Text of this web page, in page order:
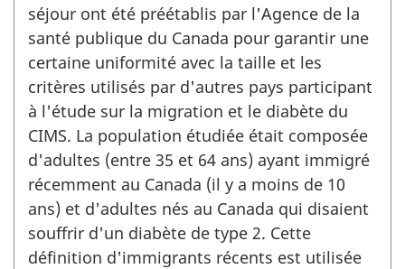
séjour ont été préétablis par l'Agence de la
santé publique du Canada pour garantir une
certaine uniformité avec la taille et les
critères utilisés par d'autres pays participant
à l'étude sur la migration et le diabète du
CIMS. La population étudiée était composée
d'adultes (entre 35 et 64 ans) ayant immigré
récemment au Canada (il y a moins de 10
ans) et d'adultes nés au Canada qui disaient
souffrir d'un diabète de type 2. Cette
définition d'immigrants récents est utilisée